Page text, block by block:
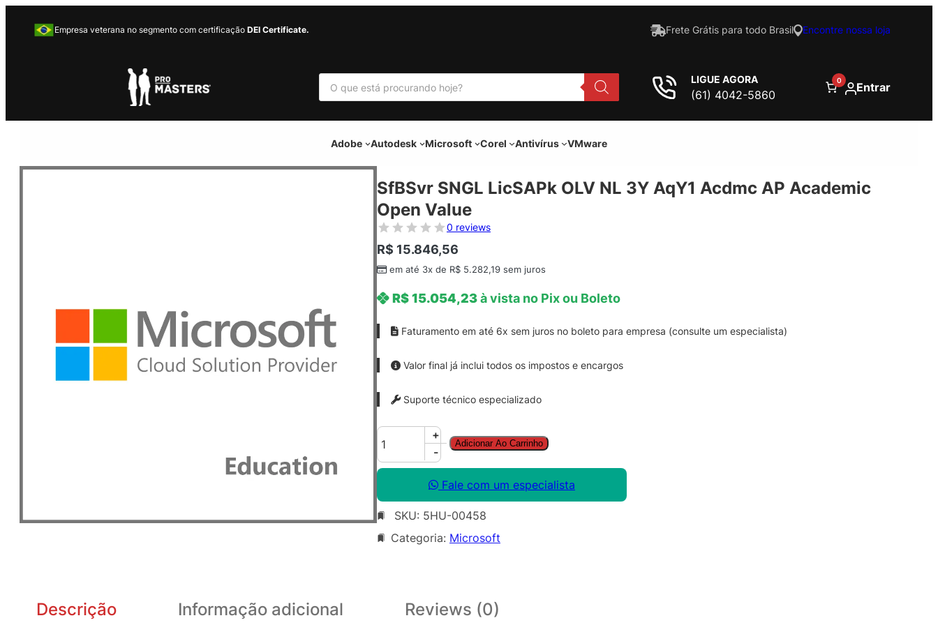
Empresa veterana no segmento com certificação DEI Certificate. Frete Grátis para todo Brasil Encontre nossa loja
P
s
u
r
LIGUE AGORA
(61) 4042-5860
0 Entrar
Adobe Autodesk Microsoft Corel Antivírus VMware
SfBSvr SNGL LicSAPk OLV NL 3Y AqY1 Acdmc AP Academic
Open Value
0 reviews
R$ 15.846,56
em até 3x de R$ 5.282,19 sem juros
R$15.054,23à vista no Pix ou Boleto
Faturamento em até 6x sem juros no boleto para empresa (consulte um especialista)
Valor final já inclui todos os impostos e encargos
Suporte técnico especializado
S
B
v
r
S
+
-
Adicionar Ao Carrinho
Fale com um especialista
SKU: 5HU-00458
Categoria: Microsoft
Descrição Informação adicional Reviews (0)